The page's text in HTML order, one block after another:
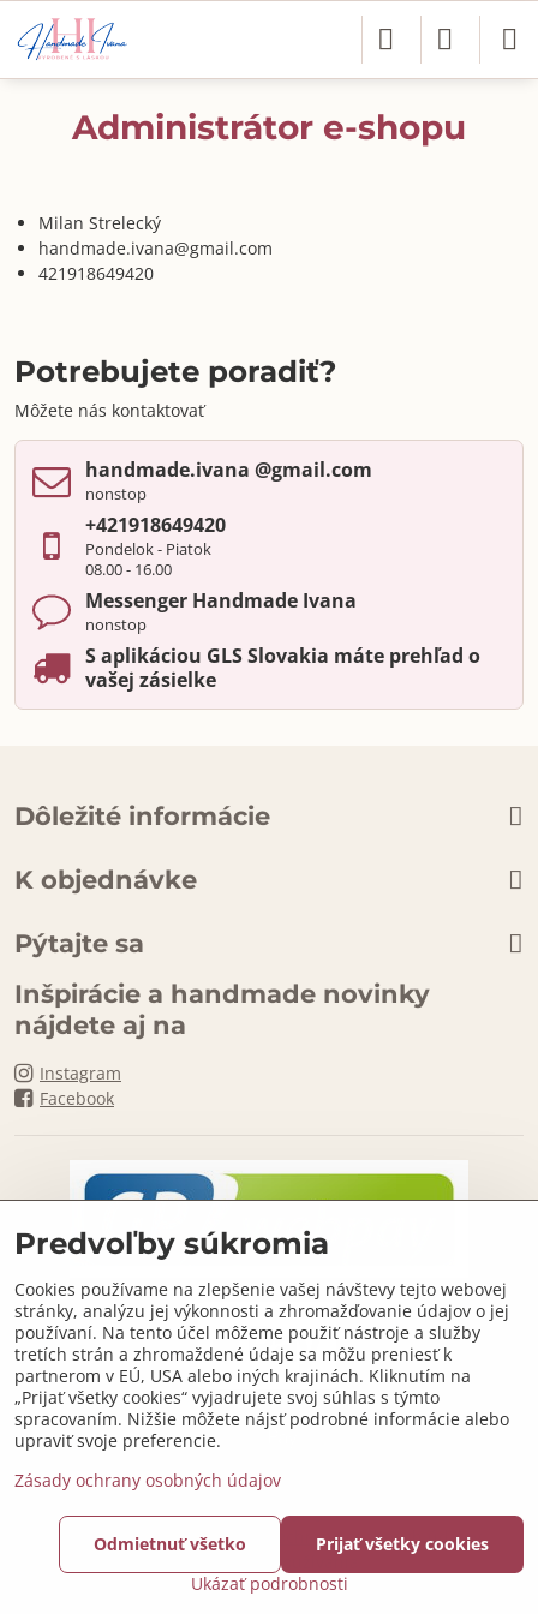
Administrátor e-shopu
Milan Strelecký
handmade.ivana@gmail.com
421918649420
Potrebujete poradiť?
Môžete nás kontaktovať
handmade​.ivana ​@gmail​.com
nonstop
+421918649420
Pondelok - Piatok
08.00 - 16.00
Messenger Handmade Ivana
nonstop
S aplikáciou GLS Slovakia máte prehľad o
vašej zásielke
Dôležité informácie
K objednávke
Pýtajte sa
Inšpirácie a handmade novinky
nájdete aj na
Instagram
Facebook
©2026Copyright
Predvoľby súkromiaZásady ochrany osobných údajov
Podmienky používania
Vytvorené pomocou:BiznisWeb.sk
Predvoľby súkromia
Cookies používame na zlepšenie vašej návštevy tejto webovej
stránky, analýzu jej výkonnosti a zhromažďovanie údajov o jej
používaní. Na tento účel môžeme použiť nástroje a služby
tretích strán a zhromaždené údaje sa môžu preniesť k
partnerom v EÚ, USA alebo iných krajinách. Kliknutím na
„Prijať všetky cookies“ vyjadrujete svoj súhlas s týmto
spracovaním. Nižšie môžete nájsť podrobné informácie alebo
upraviť svoje preferencie.
Zásady ochrany osobných údajov
Ukázať podrobnosti
Prijať všetky cookies
Odmietnuť všetko